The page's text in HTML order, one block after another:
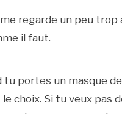
regarde un peu trop
il faut.
tu portes un masque
le choix. Si tu veux